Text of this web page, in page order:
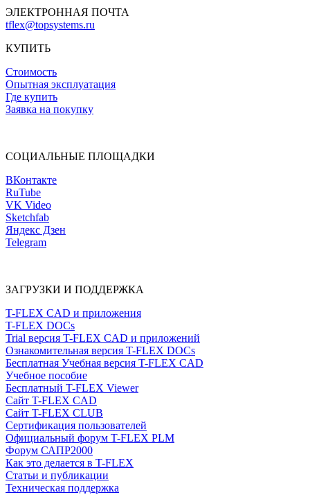
ЭЛЕКТРОННАЯ ПОЧТА
tflex@topsystems.ru
КУПИТЬ
Стоимость
Опытная эксплуатация
Где купить
Заявка на покупку
СОЦИАЛЬНЫЕ ПЛОЩАДКИ
ВКонтакте
RuTube
VK Video
Sketchfab
Яндекс Дзен
Telegram
ЗАГРУЗКИ И ПОДДЕРЖКА
T-FLEX CAD и приложения
T-FLEX DOCs
Trial версия T-FLEX CAD и приложений
Ознакомительная версия T-FLEX DOCs
Бесплатная Учебная версия T-FLEX CAD
Учебное пособие
Бесплатный T-FLEX Viewer
Сайт T-FLEX CAD
Сайт T-FLEX CLUB
Сертификация пользователей
Официальный форум T-FLEX PLM
Форум САПР2000
Как это делается в T-FLEX
Статьи и публикации
Техническая поддержка